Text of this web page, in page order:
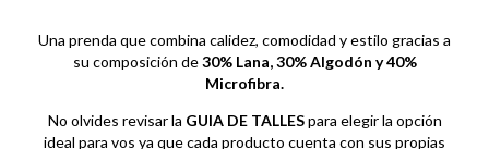
Una prenda que combina calidez, comodidad y estilo gracias a
su composición de30% Lana, 30% Algodón y 40%
Microfibra.
No olvides revisar la GUIA DE TALLESpara elegir la opción
ideal para vos ya que cada producto cuenta con sus propias